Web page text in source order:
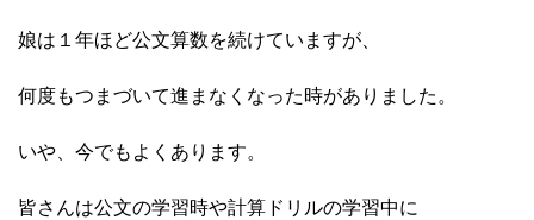
娘は１年ほど公文算数を続けていますが、
何度もつまづいて進まなくなった時がありました。
いや、今でもよくあります。
皆さんは公文の学習時や計算ドリルの学習中に